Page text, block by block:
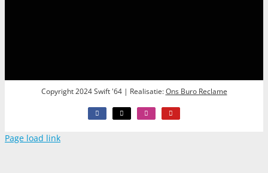
Copyright 2024 Swift '64 | Realisatie:Ons Buro Reclame
FacebookX InstagramYouTube
Page load link